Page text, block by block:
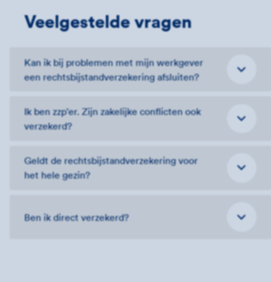
Veelgestelde vragen
Kan ik bij problemen met mijn werkgever
een rechtsbijstand­verzekering afsluiten?
Ik ben zzp'er. Zijn zakelijke conflicten ook
verzekerd?
Geldt de rechtsbijstandverzekering voor
het hele gezin?
Ben ik direct verzekerd?